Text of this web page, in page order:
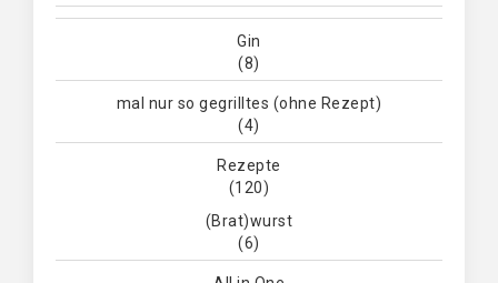
Gin
(8)
mal nur so gegrilltes (ohne Rezept)
(4)
Rezepte
(120)
(Brat)wurst
(6)